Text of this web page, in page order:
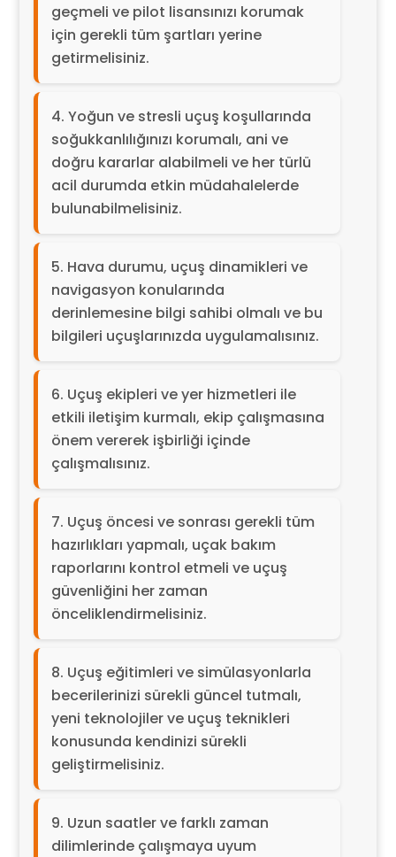
geçmeli ve pilot lisansınızı korumak
için gerekli tüm şartları yerine
getirmelisiniz.
Yoğun ve stresli uçuş koşullarında
soğukkanlılığınızı korumalı, ani ve
doğru kararlar alabilmeli ve her türlü
acil durumda etkin müdahalelerde
bulunabilmelisiniz.
Hava durumu, uçuş dinamikleri ve
navigasyon konularında
derinlemesine bilgi sahibi olmalı ve bu
bilgileri uçuşlarınızda uygulamalısınız.
Uçuş ekipleri ve yer hizmetleri ile
etkili iletişim kurmalı, ekip çalışmasına
önem vererek işbirliği içinde
çalışmalısınız.
Uçuş öncesi ve sonrası gerekli tüm
hazırlıkları yapmalı, uçak bakım
raporlarını kontrol etmeli ve uçuş
güvenliğini her zaman
önceliklendirmelisiniz.
Uçuş eğitimleri ve simülasyonlarla
becerilerinizi sürekli güncel tutmalı,
yeni teknolojiler ve uçuş teknikleri
konusunda kendinizi sürekli
geliştirmelisiniz.
Uzun saatler ve farklı zaman
dilimlerinde çalışmaya uyum